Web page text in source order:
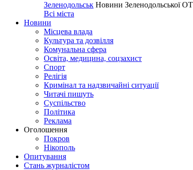
Зеленодольськ Новини Зеленодольської
Всі міста
Новини
Місцева влада
Культура та дозвілля
Комунальна сфера
Освіта, медицина, соцзахист
Спорт
Релігія
Кримінал та надзвичайні ситуації
Читачі пишуть
Суспільство
Політика
Реклама
Оголошення
Покров
Нікополь
Опитування
Стань журналістом